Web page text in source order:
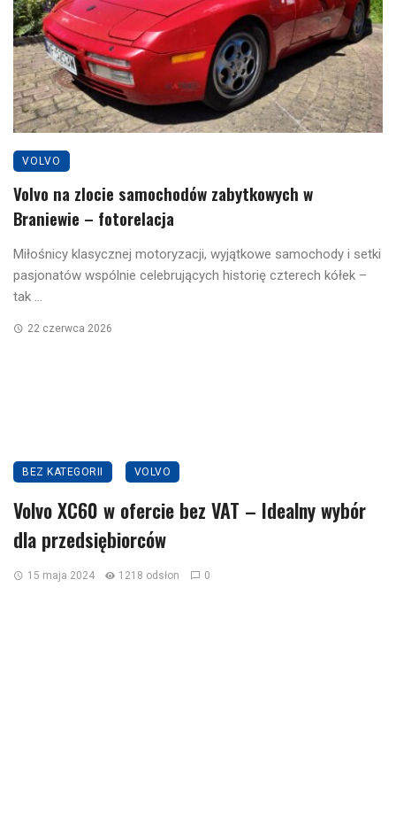
VOLVO
Volvo na zlocie samochodów zabytkowych w
Braniewie – fotorelacja
Miłośnicy klasycznej motoryzacji, wyjątkowe samochody i setki
pasjonatów wspólnie celebrujących historię czterech kółek –
tak ...
22 czerwca 2026
BEZ KATEGORII VOLVO
Volvo XC60 w ofercie bez VAT – Idealny wybór
dla przedsiębiorców
15 maja 2024 1218 odsłon 0